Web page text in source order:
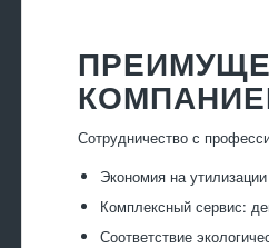
Сотрудничество с
Экономия на
Комплексный сервис:
Соответствие